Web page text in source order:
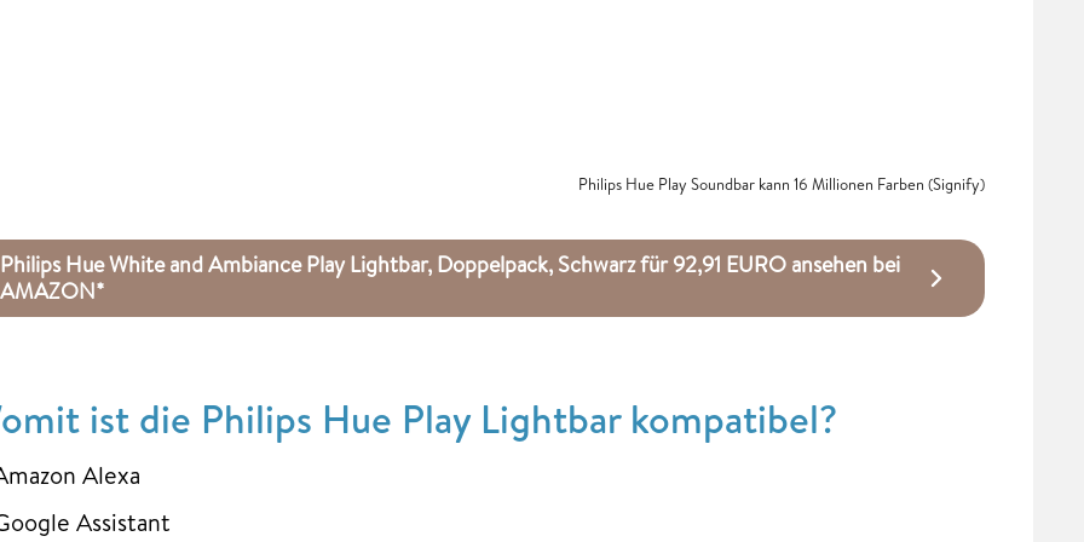
Philips Hue Play Soundbar kann 16 Millionen Farben (Signify)
Philips Hue White and Ambiance Play Lightbar, Doppelpack, Schwarz für 92,91 EURO ansehen bei
AMAZON*
ist die Philips Hue Play Lightbar kompatibel?
Alexa
Assistant